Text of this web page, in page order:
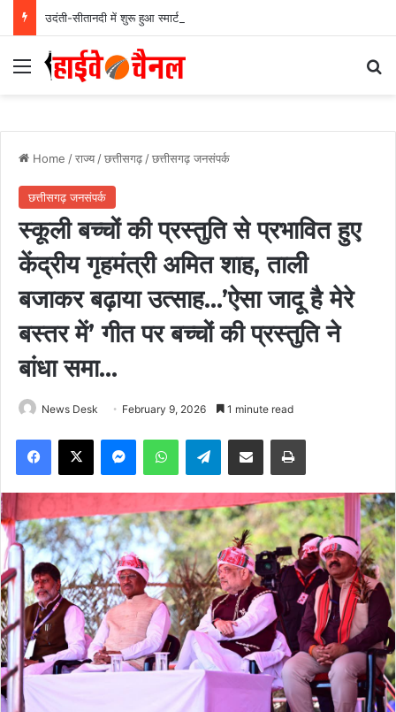
Menu
Home /राज्य /छत्तीसगढ़ /छत्तीसगढ़ जनसंपर्क
छत्तीसगढ़ जनसंपर्क
स्कूली बच्चों की प्रस्तुति से प्रभावित हुए
केंद्रीय गृहमंत्री अमित शाह, ताली
बजाकर बढ़ाया उत्साह…’ऐसा जादू है मेरे
बस्तर में’ गीत पर बच्चों की प्रस्तुति ने
बांधा समा…
News Desk February 9, 2026 1 minute read
Facebook
X MessengerWhatsAppTelegramShare via Email Print